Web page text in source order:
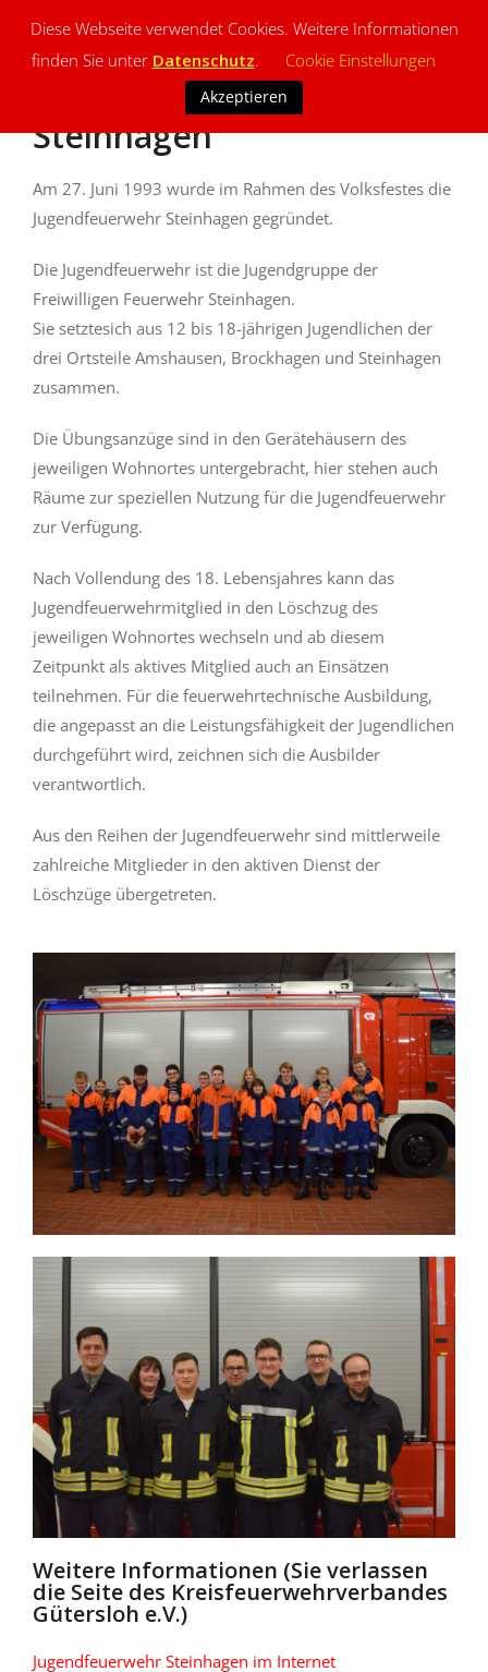
Jugendfeuerwehr
Steinhagen
Am 27. Juni 1993 wurde im Rahmen des Volksfestes die
Jugendfeuerwehr Steinhagen gegründet.
Die Jugendfeuerwehr ist die Jugendgruppe der
Freiwilligen Feuerwehr Steinhagen.
Sie setztesich aus 12 bis 18-jährigen Jugendlichen der
drei Ortsteile Amshausen, Brockhagen und Steinhagen
zusammen.
Die Übungsanzüge sind in den Gerätehäusern des
jeweiligen Wohnortes untergebracht, hier stehen auch
Räume zur speziellen Nutzung für die Jugendfeuerwehr
zur Verfügung.
Nach Vollendung des 18. Lebensjahres kann das
Jugendfeuerwehrmitglied in den Löschzug des
jeweiligen Wohnortes wechseln und ab diesem
Zeitpunkt als aktives Mitglied auch an Einsätzen
teilnehmen. Für die feuerwehrtechnische Ausbildung,
die angepasst an die Leistungsfähigkeit der Jugendlichen
durchgeführt wird, zeichnen sich die Ausbilder
verantwortlich.
Aus den Reihen der Jugendfeuerwehr sind mittlerweile
zahlreiche Mitglieder in den aktiven Dienst der
Löschzüge übergetreten.
Weitere Informationen (Sie verlassen
die Seite des Kreisfeuerwehrverbandes
Gütersloh e.V.)
Jugendfeuerwehr Steinhagen im Internet
Diese Webseite verwendet Cookies. Weitere Informationen
finden Sie unter Datenschutz. Cookie Einstellungen
Akzeptieren